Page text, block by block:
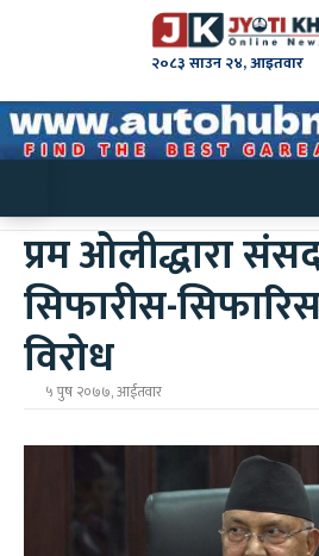
२०८३ साउन २४, आइतवार
प्रम ओलीद्धारा
सिफारीस-
विरोध
५ पुष २०७७, आईतवार